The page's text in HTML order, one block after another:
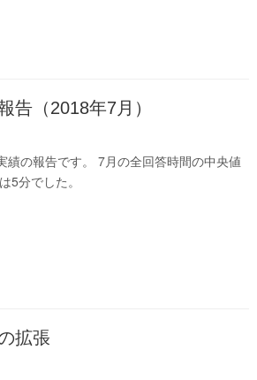
告（2018年7月）
績の報告です。 7月の全回答時間の中央値
5分でした。
拡張